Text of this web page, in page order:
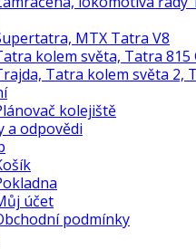
MTX Tatra V8
kolem světa, Tatra 815
Tatra kolem světa 2,
kolejiště
a odpovědi
účet
podmínky